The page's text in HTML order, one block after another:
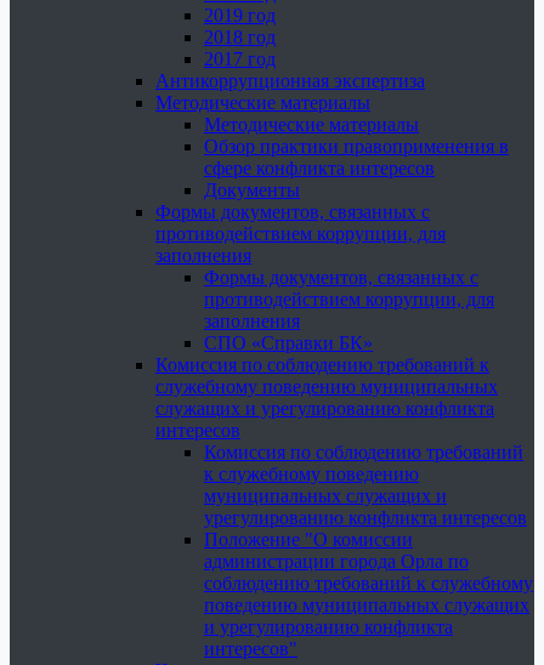
2019 год
2018 год
2017 год
Антикоррупционная экспертиза
Методические материалы
Методические материалы
Обзор практики правоприменения в
сфере конфликта интересов
Документы
Формы документов, связанных с
противодействием коррупции, для
заполнения
Формы документов, связанных с
противодействием коррупции, для
заполнения
СПО «Справки БК»
Комиссия по соблюдению требований к
служебному поведению муниципальных
служащих и урегулированию конфликта
интересов
Комиссия по соблюдению требований
к служебному поведению
муниципальных служащих и
урегулированию конфликта интересов
Положение "О комиссии
администрации города Орла по
соблюдению требований к служебному
поведению муниципальных служащих
и урегулированию конфликта
интересов"